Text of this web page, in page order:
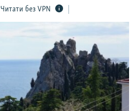
Читати без VPN